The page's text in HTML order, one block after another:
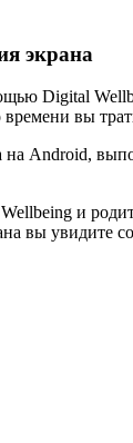
экрана
Digital
вы
на Android,
и
вы увидите